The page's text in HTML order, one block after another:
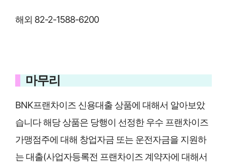
해외 82-2-1588-6200
마무리
BNK프랜차이즈 신용대출 상품에 대해서 알아보았
습니다 해당 상품은 당행이 선정한 우수 프랜차이즈
가맹점주에 대해 창업자금 또는 운전자금을 지원하
는 대출(사업자등록전 프랜차이즈 계약자에 대해서